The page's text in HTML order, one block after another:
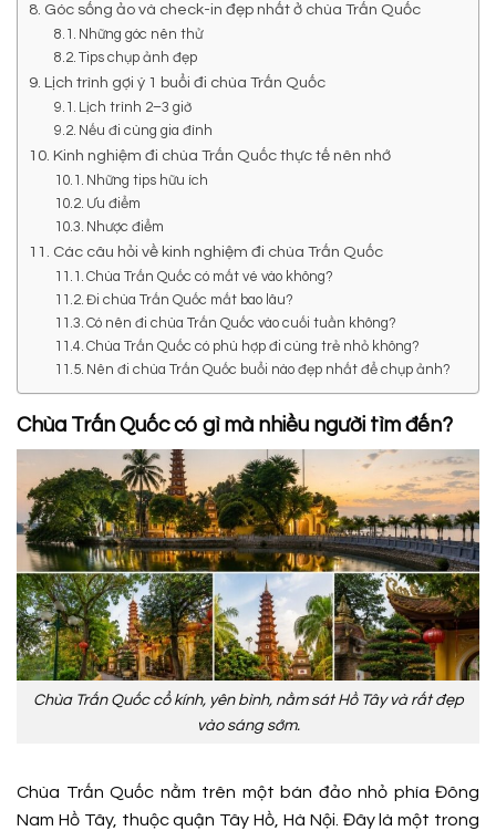
Góc sống ảo và check-in đẹp nhất ở chùa Trấn Quốc
Những góc nên thử
Tips chụp ảnh đẹp
Lịch trình gợi ý 1 buổi đi chùa Trấn Quốc
Lịch trình 2–3 giờ
Nếu đi cùng gia đình
Kinh nghiệm đi chùa Trấn Quốc thực tế nên nhớ
Những tips hữu ích
Ưu điểm
Nhược điểm
Các câu hỏi về kinh nghiệm đi chùa Trấn Quốc
Chùa Trấn Quốc có mất vé vào không?
Đi chùa Trấn Quốc mất bao lâu?
Có nên đi chùa Trấn Quốc vào cuối tuần không?
Chùa Trấn Quốc có phù hợp đi cùng trẻ nhỏ không?
Nên đi chùa Trấn Quốc buổi nào đẹp nhất để chụp ảnh?
Chùa Trấn Quốc có gì mà nhiều người tìm đến?
Chùa Trấn Quốc cổ kính, yên bình, nằm sát Hồ Tây và rất đẹp
vào sáng sớm.
Chùa Trấn Quốc nằm trên một bán đảo nhỏ phía Đông
Nam Hồ Tây, thuộc quận Tây Hồ, Hà Nội. Đây là một trong